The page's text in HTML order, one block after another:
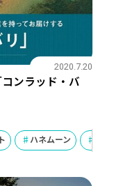
ンラッド・バ
2020.7.20
ハネムーン